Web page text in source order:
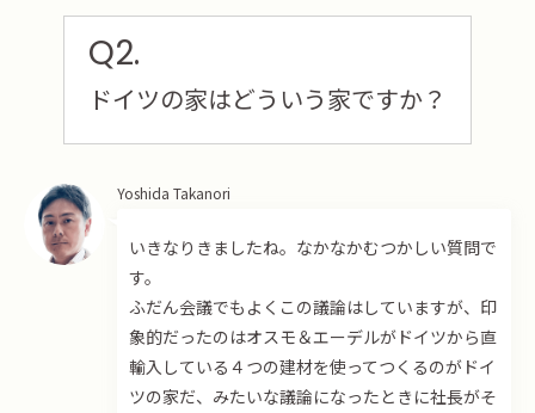
Q2.
ドイツの家はどういう家ですか？
Yoshida Takanori
いきなりきましたね。なかなかむつかしい質問で
す。
ふだん会議でもよくこの議論はしていますが、印
象的だったのはオスモ＆エーデルがドイツから直
輸入している４つの建材を使ってつくるのがドイ
ツの家だ、みたいな議論になったときに社長がそ